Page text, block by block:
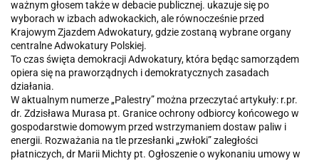
ważnym głosem także w debacie publicznej. ukazuje się po
wyborach w izbach adwokackich, ale równocześnie przed
Krajowym Zjazdem Adwokatury, gdzie zostaną wybrane organy
centralne Adwokatury Polskiej.
To czas święta demokracji Adwokatury, która będąc samorządem
opiera się na praworządnych i demokratycznych zasadach
działania.
W aktualnym numerze „Palestry” można przeczytać artykuły: r.pr.
dr. Zdzisława Murasa pt. Granice ochrony odbiorcy końcowego w
gospodarstwie domowym przed wstrzymaniem dostaw paliw i
energii. Rozważania na tle przesłanki „zwłoki” zaległości
płatniczych, dr Marii Michty pt. Ogłoszenie o wykonaniu umowy w